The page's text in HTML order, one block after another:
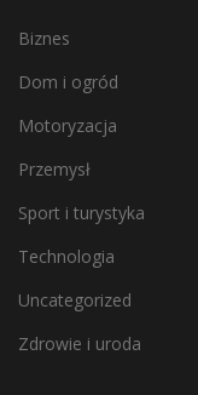
Biznes
Dom i ogród
Motoryzacja
Przemysł
Sport i turystyka
Technologia
Uncategorized
Zdrowie i uroda